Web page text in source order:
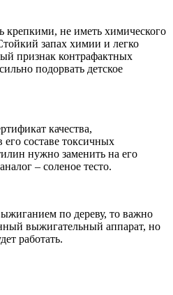
не иметь химического
запах химии и легко
признак контрафактных
подорвать детское
качества,
составе токсичных
нужно заменить на его
– соленое тесто.
по дереву, то важно
выжигательный аппарат, но
работать.